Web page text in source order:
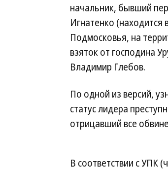
начальник, бывший
Игнатенко (находится
Подмосковья, на
взяток от господина
Владимир Глебов.
По одной из версий,
статус лидера
отрицавший все
В соответствии с УПК